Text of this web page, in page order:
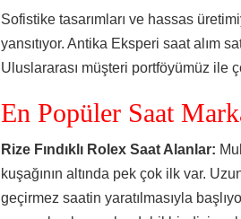
Sofistike tasarımları ve hassas
yansıtıyor. Antika Eksperi saat alım
Uluslararası müşteri portföyümüz ile
En Popüler Saat
Rize Fındıklı Rolex Saat Alanlar:
kuşağının altında pek çok ilk var.
geçirmez saatin yaratılmasıyla